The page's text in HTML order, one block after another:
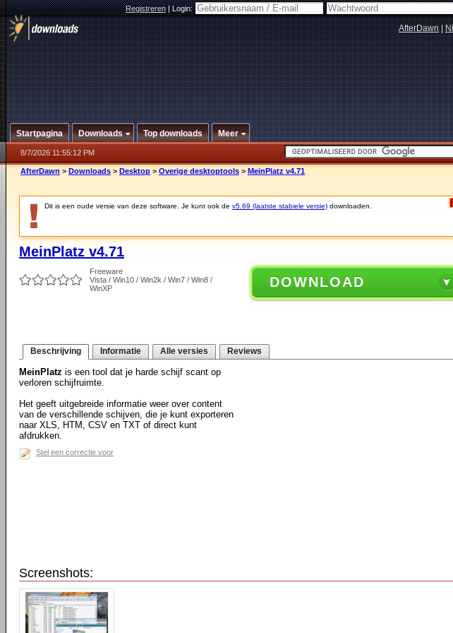
Registreren|Login:
AfterDawn
Startpagina Downloads Top downloads Meer
8/7/2026 11:55:12 PM
AfterDawn > Downloads > Desktop > Overige desktoptools > MeinPlatz v4.71
Dit is een oude versie van deze software. Je kunt ook de v5.69 (laatste stabiele versie) downloaden.
MeinPlatz v4.71
Freeware
Vista / Win10 / Win2k / Win7 / Win8 /
WinXP
DOWNLOAD
Beschrijving Informatie Alle versies Reviews
MeinPlatz is een tool dat je harde schijf scant op
verloren schijfruimte.
Het geeft uitgebreide informatie weer over content
van de verschillende schijven, die je kunt exporteren
naar XLS, HTM, CSV en TXT of direct kunt
afdrukken.
Stel een correctie voor
Screenshots: